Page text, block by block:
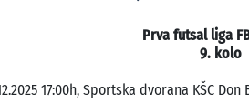
Prva futsal liga
9. kolo
17:00h, Sportska dvorana KŠC